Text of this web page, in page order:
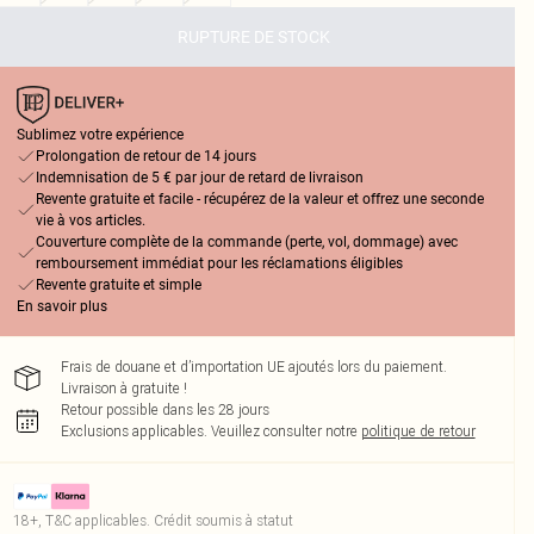
RUPTURE DE STOCK
Sublimez votre expérience
Prolongation de retour de 14 jours
Indemnisation de 5 € par jour de retard de livraison
Revente gratuite et facile - récupérez de la valeur et offrez une seconde
vie à vos articles.
Couverture complète de la commande (perte, vol, dommage) avec
remboursement immédiat pour les réclamations éligibles
Revente gratuite et simple
En savoir plus
Frais de douane et d’importation UE ajoutés lors du paiement.
Livraison à gratuite !
Retour possible dans les 28 jours
Exclusions applicables. Veuillez consulter notre politique de retour
18+, T&C applicables. Crédit soumis à statut